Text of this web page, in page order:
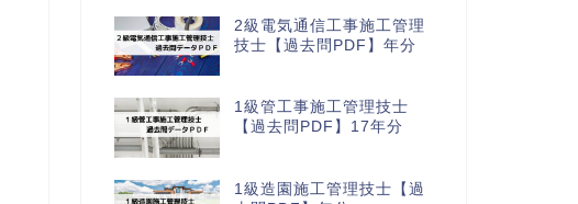
2級電気通信工事施工管理
技士【過去問PDF】年分
1級管工事施工管理技士
【過去問PDF】17年分
1級造園施工管理技士【過